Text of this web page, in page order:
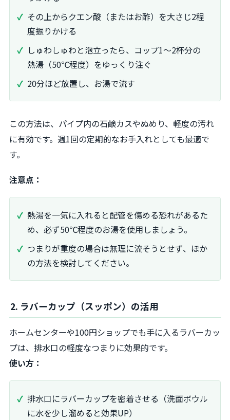
その上からクエン酸（またはお酢）を大さじ2程
度振りかける
しゅわしゅわと泡立ったら、コップ1～2杯分の
熱湯（50℃程度）をゆっくり注ぐ
20分ほど放置し、お湯で流す
この方法は、パイプ内の石鹸カスやぬめり、軽度の汚れ
に有効です。週1回の定期的なお手入れとしても最適で
す。
注意点：
熱湯を一気に入れると配管を傷める恐れがあるた
め、必ず50℃程度のお湯を使用しましょう。
つまりが重度の場合は無理に流そうとせず、ほか
の方法を検討してください。
2. ラバーカップ（スッポン）の活用
ホームセンターや100円ショップでも手に入るラバーカッ
プは、排水口の軽度なつまりに効果的です。
使い方：
排水口にラバーカップを密着させる（洗面ボウル
に水を少し溜めると効果UP）